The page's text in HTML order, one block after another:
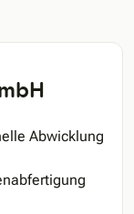
Abwicklung